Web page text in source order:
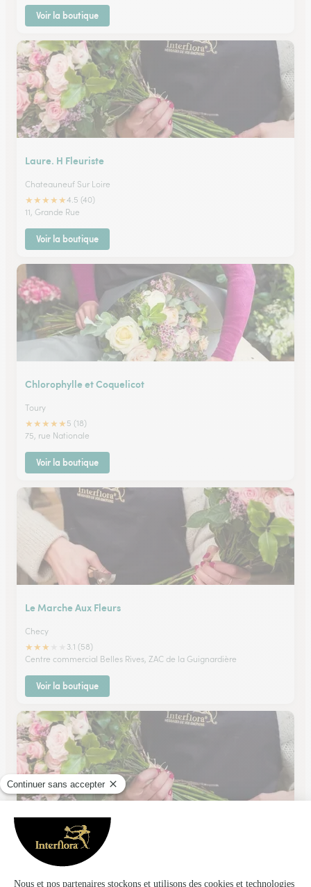
Voir la boutique
Laure. H Fleuriste
Chateauneuf Sur Loire
★★★★★4.5 (40)
11, Grande Rue
Voir la boutique
Chlorophylle et Coquelicot
Toury
★★★★★ 5 (18)
75, rue Nationale
Voir la boutique
Le Marche Aux Fleurs
Checy
★★★
3.1 (58)
Centre commercial Belles Rives, ZAC de la Guignardière
Voir la boutique
Mereville
★
8 Bis, rue Carnot